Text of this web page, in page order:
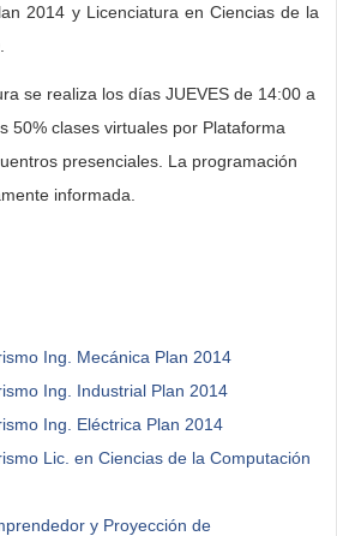
2014 y Licenciatura en Ciencias de la
se realiza los días JUEVES de 14:00 a
50% clases virtuales por Plataforma
presenciales. La programación
informada.
Ing. Mecánica Plan 2014
Ing. Industrial Plan 2014
Ing. Eléctrica Plan 2014
Lic. en Ciencias de la Computación
y Proyección de